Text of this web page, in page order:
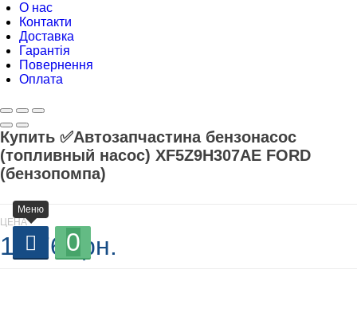
О нас
Контакти
Доставка
Гарантія
Повернення
Оплата
Купить ✅Автозапчастина бензонасос
(топливный насос) XF5Z9H307AE FORD
(бензопомпа)
ЦЕНА
1 376 грн.
Меню
0